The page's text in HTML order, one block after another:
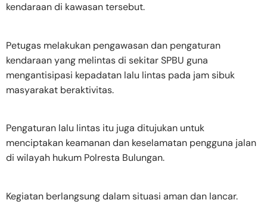
kendaraan di kawasan tersebut.
Petugas melakukan pengawasan dan pengaturan
kendaraan yang melintas di sekitar SPBU guna
mengantisipasi kepadatan lalu lintas pada jam sibuk
masyarakat beraktivitas.
Pengaturan lalu lintas itu juga ditujukan untuk
menciptakan keamanan dan keselamatan pengguna jalan
di wilayah hukum Polresta Bulungan.
Kegiatan berlangsung dalam situasi aman dan lancar.